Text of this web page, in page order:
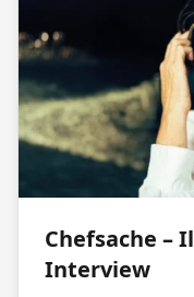
Chefsache –
Interview